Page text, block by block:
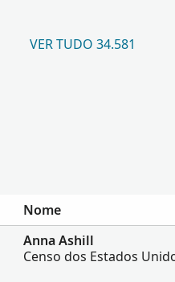
VER TUDO 34.581
Nome
Anna Ashill
Censo dos Estados